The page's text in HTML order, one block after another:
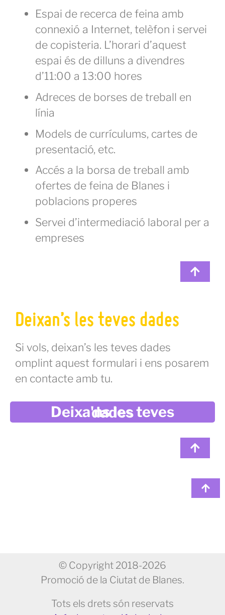
Espai de recerca de feina amb
connexió a Internet, telèfon i servei
de copisteria. L’horari d’aquest
espai és de dilluns a divendres
d’11:00 a 13:00 hores
Adreces de borses de treball en
línia
Models de currículums, cartes de
presentació, etc.
Accés a la borsa de treball amb
ofertes de feina de Blanes i
poblacions properes
Servei d’intermediació laboral per a
empreses
Deixan’s les teves dades
Si vols, deixan’s les teves dades
omplint aquest formulari i ens posarem
en contacte amb tu.
Deixa'ns les teves dades
© Copyright 2018-2026
Promoció de la Ciutat de Blanes.
Tots els drets són reservats